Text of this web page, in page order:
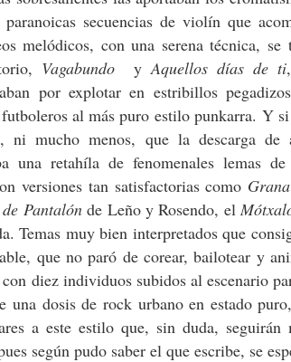
secuencias de violín que
melódicos, con una serena técnica,
Vagabundo yAquellos días de ti
por explotar en estribillos
al más puro estilo punkarra. Y
ni mucho menos, que la descarga de
una retahíla de fenomenales lemas
versiones tan satisfactorias como
Pantalónde Leño y Rosendo, el
Temas muy bien interpretados que
que no paró de corear, bailotear y
diez individuos subidos al escenario
una dosis de rock urbano en estado
a este estilo que, sin duda,
según pudo saber el que escribe, se